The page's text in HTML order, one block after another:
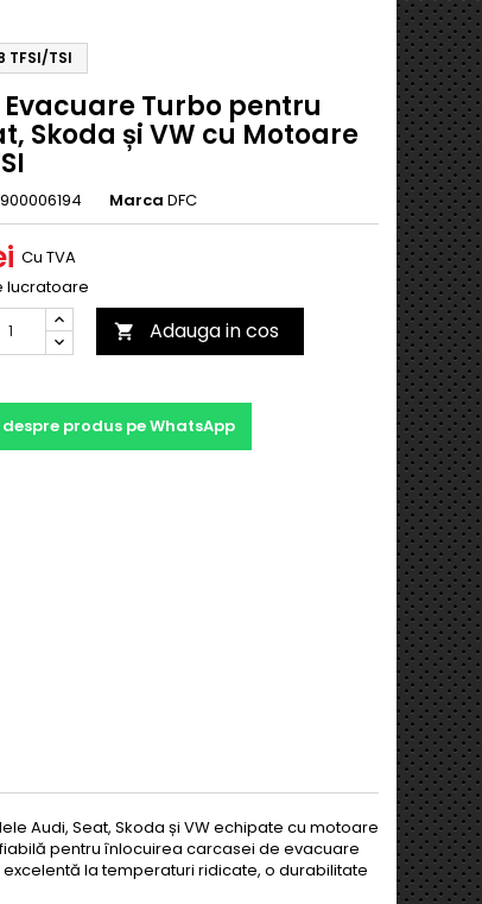
TFSI/TSI
Turbo pentru
Skoda și VW cu Motoare
Marca DFC
Cu TVA
lucratoare
 Adauga in cos
produs pe WhatsApp
Audi, Seat, Skoda și VW echipate cu motoare
fiabilă pentru înlocuirea carcasei de evacuare
la temperaturi ridicate, o durabilitate